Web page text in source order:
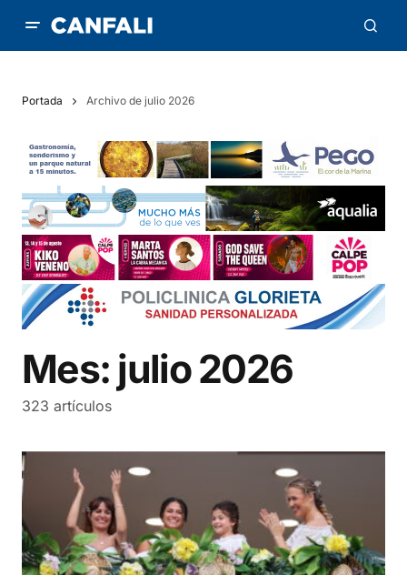
Portada Archivo de julio 2026
Mes: julio 2026
323 artículos